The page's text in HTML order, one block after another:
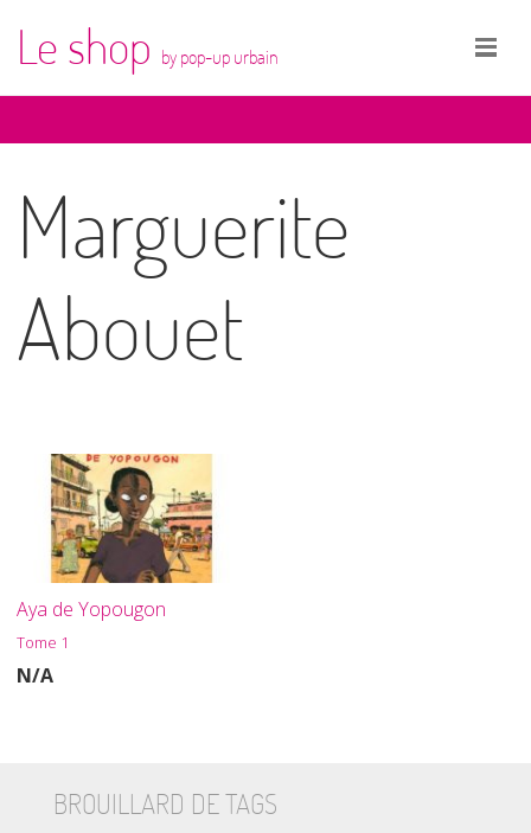
Le shop by pop-up urbain
Marguerite
Abouet
Aya de Yopougon
Tome 1
N/A
BROUILLARD DE TAGS